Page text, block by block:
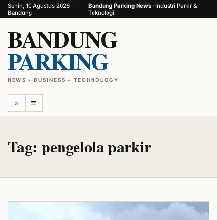
Senin, 10 Agustus 2026 ·
Bandung
Bandung Parking News· Industri Parkir &
Teknologi
BANDUNG
PARKING
NEWS • BUSINESS • TECHNOLOGY
⌕ ☰
Tag: pengelola parkir